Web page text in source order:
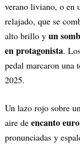
verano liviano, o en
relajado, que se
alto brillo y un
en protagonista.
pedal marcaron una
2025.
Un lazo rojo sobre
aire de encanto
pronunciadas y